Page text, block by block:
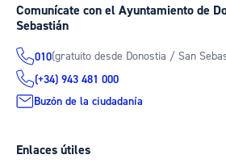
Comunícate con el Ayuntamiento de
Sebastián
010(gratuito desde Donostia / San
(+34) 943 481 000
Buzón de la ciudadanía
Enlaces útiles